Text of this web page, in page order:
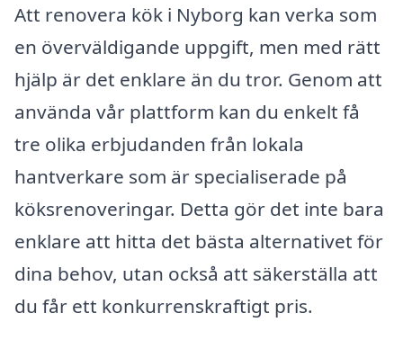
Att renovera kök i Nyborg kan verka som
en överväldigande uppgift, men med rätt
hjälp är det enklare än du tror. Genom att
använda vår plattform kan du enkelt få
tre olika erbjudanden från lokala
hantverkare som är specialiserade på
köksrenoveringar. Detta gör det inte bara
enklare att hitta det bästa alternativet för
dina behov, utan också att säkerställa att
du får ett konkurrenskraftigt pris.